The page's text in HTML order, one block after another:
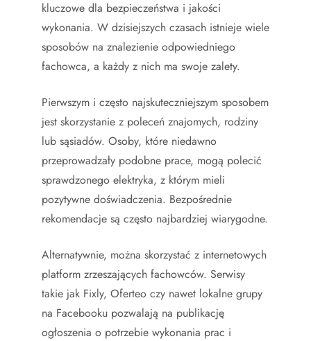
kluczowe dla bezpieczeństwa i jakości
wykonania. W dzisiejszych czasach istnieje wiele
sposobów na znalezienie odpowiedniego
fachowca, a każdy z nich ma swoje zalety.
Pierwszym i często najskuteczniejszym sposobem
jest skorzystanie z poleceń znajomych, rodziny
lub sąsiadów. Osoby, które niedawno
przeprowadzały podobne prace, mogą polecić
sprawdzonego elektryka, z którym mieli
pozytywne doświadczenia. Bezpośrednie
rekomendacje są często najbardziej wiarygodne.
Alternatywnie, można skorzystać z internetowych
platform zrzeszających fachowców. Serwisy
takie jak Fixly, Oferteo czy nawet lokalne grupy
na Facebooku pozwalają na publikację
ogłoszenia o potrzebie wykonania prac i